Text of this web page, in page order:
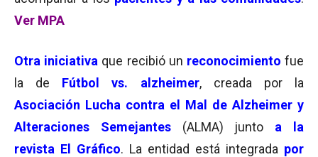
Ver MPA
Otra iniciativa que recibió un reconocimiento fue
la de Fútbol vs. alzheimer, creada por la
Asociación Lucha contra el Mal de Alzheimer y
Alteraciones Semejantes(ALMA) junto a la
revista El Gráfico. La entidad está integrada por